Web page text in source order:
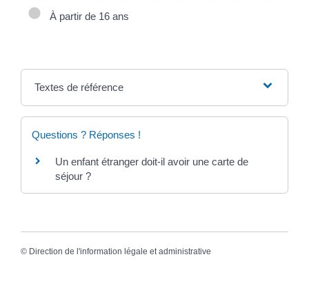
À partir de 16 ans
Textes de référence
Questions ? Réponses !
Un enfant étranger doit-il avoir une carte de
séjour ?
© Direction de l'information légale et administrative